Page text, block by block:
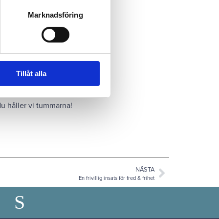
Marknadsföring
Tillåt alla
en smart
Dessutom är läget
håller vi tummarna!
NÄSTA
En frivillig insats för fred & frihet